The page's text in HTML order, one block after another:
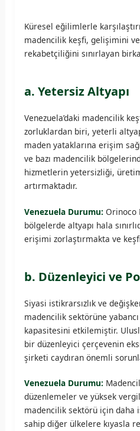
Küresel eğilimlerle
madencilik keşfi, gelişimini
rekabetçiliğini sınırlayan
a. Yetersiz Altyapı
Venezuela’daki madencilik
zorluklardan biri, yeterli
maden yataklarına erişim
ve bazı madencilik
hizmetlerin yetersizliği,
artırmaktadır.
Venezuela Durumu: Orinoco
bölgelerde altyapı hala
erişimi zorlaştırmakta ve
b. Düzenleyici ve
Siyasi istikrarsızlık ve
madencilik sektörüne yabancı
kapasitesini etkilemiştir.
bir düzenleyici çerçevenin
şirketi caydıran önemli
Venezuela Durumu:
düzenlemeler ve yüksek
madencilik sektörü için daha
sahip diğer ülkelere kıyasla